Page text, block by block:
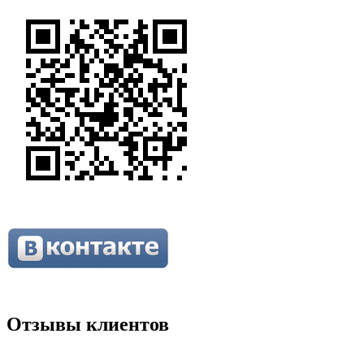
Отзывы клиентов